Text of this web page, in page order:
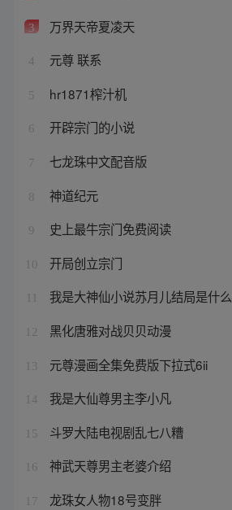
3 万界天帝夏凌天
4 元尊 联系
5 hr1871榨汁机
6 开辟宗门的小说
7 七龙珠中文配音版
8 神道纪元
9 史上最牛宗门免费阅读
10 开局创立宗门
我是大神仙小说苏月儿结局是什么
12 黑化唐雅对战贝贝动漫
13 元尊漫画全集免费版下拉式6ii
14 我是大仙尊男主李小凡
15 斗罗大陆电视剧乱七八糟
16 神武天尊男主老婆介绍
17 龙珠女人物18号变胖